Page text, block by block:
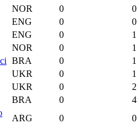
NOR 0
0
ENG 0
0
ENG 0
1
NOR 0
1
BRA 0
1
UKR 0
1
UKR 0
2
BRA 0
4
ARG 0
0